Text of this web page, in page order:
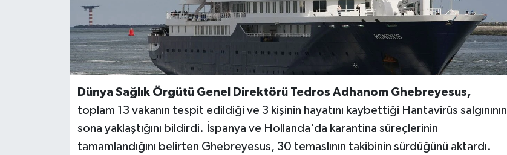
Dünya Sağlık Örgütü Genel Direktörü Tedros Adhanom Ghebreyesus,
toplam 13 vakanın tespit edildiği ve 3 kişinin hayatını kaybettiği Hantavirüs salgınının
sona yaklaştığını bildirdi. İspanya ve Hollanda'da karantina süreçlerinin
tamamlandığını belirten Ghebreyesus, 30 temaslının takibinin sürdüğünü aktardı.